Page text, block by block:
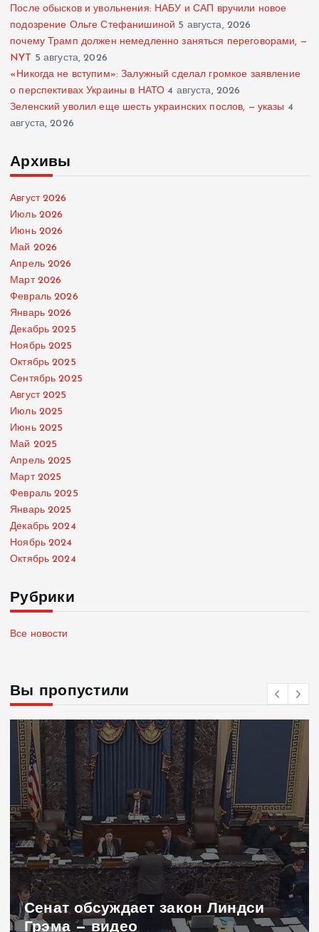
После обысков и увольнения: НАБУ и САП вручили новое
подозрение Ольге Стефанишиной 5 августа, 2026
почему Трамп должен немедленно заняться переговорами, —
NYT 5 августа, 2026
«Никогда не вступим»: Залужный сделал громкое заявление
о перспективах Украины в НАТО 4 августа, 2026
Зеленский уволил еще шесть украинских послов, — указы 4
августа, 2026
Архивы
Август 2026
Июль 2026
Июнь 2026
Май 2026
Апрель 2026
Март 2026
Февраль 2026
Январь 2026
Декабрь 2025
Ноябрь 2025
Октябрь 2025
Сентябрь 2025
Август 2025
Июль 2025
Июнь 2025
Май 2025
Апрель 2025
Март 2025
Февраль 2025
Январь 2025
Декабрь 2024
Ноябрь 2024
Октябрь 2024
Рубрики
Все новости
Вы пропустили
Заявление Навроцкого о москалях
не понравилось РФ — видео